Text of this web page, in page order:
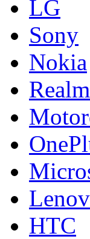
LG
Sony
Nokia
HTC